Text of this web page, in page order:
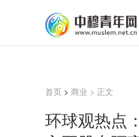
首页 > 商业 > 正文
环球观热点